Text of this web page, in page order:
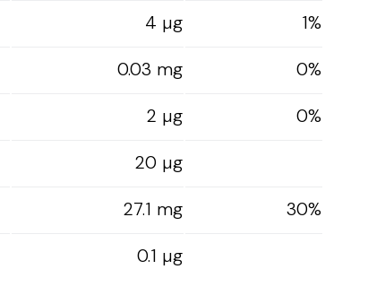
4 µg
1%
0.03 mg
0%
2 µg
0%
20 µg
27.1 mg
30%
0.1 µg